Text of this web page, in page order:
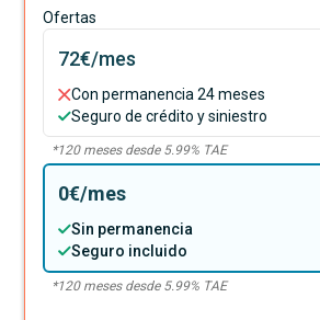
Ofertas
72€/mes
Con permanencia 24 meses
Seguro de crédito y siniestro
*120meses desde 5.99% TAE
0€/mes
Sin permanencia
Seguro incluido
*120meses desde 5.99% TAE